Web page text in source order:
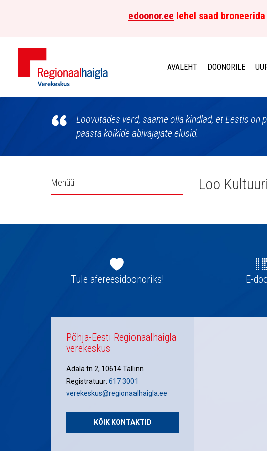
edoonor.ee lehel saad
Põhja-
AVALEHT DOONORILE
Loovutades verd, saame olla kindlad, et Eestis on
päästa kõikide abivajajate elusid.
Külgpaani
Menüü Loo
navigatsioonTule afereesidoonoriks! E-
Põhja-Eesti Regionaalhaigla
verekeskus
Ädala tn 2, 10614 Tallinn
Registratuur: 617 3001
verekeskus@regionaalhaigla.ee
KÕIK KONTAKTID